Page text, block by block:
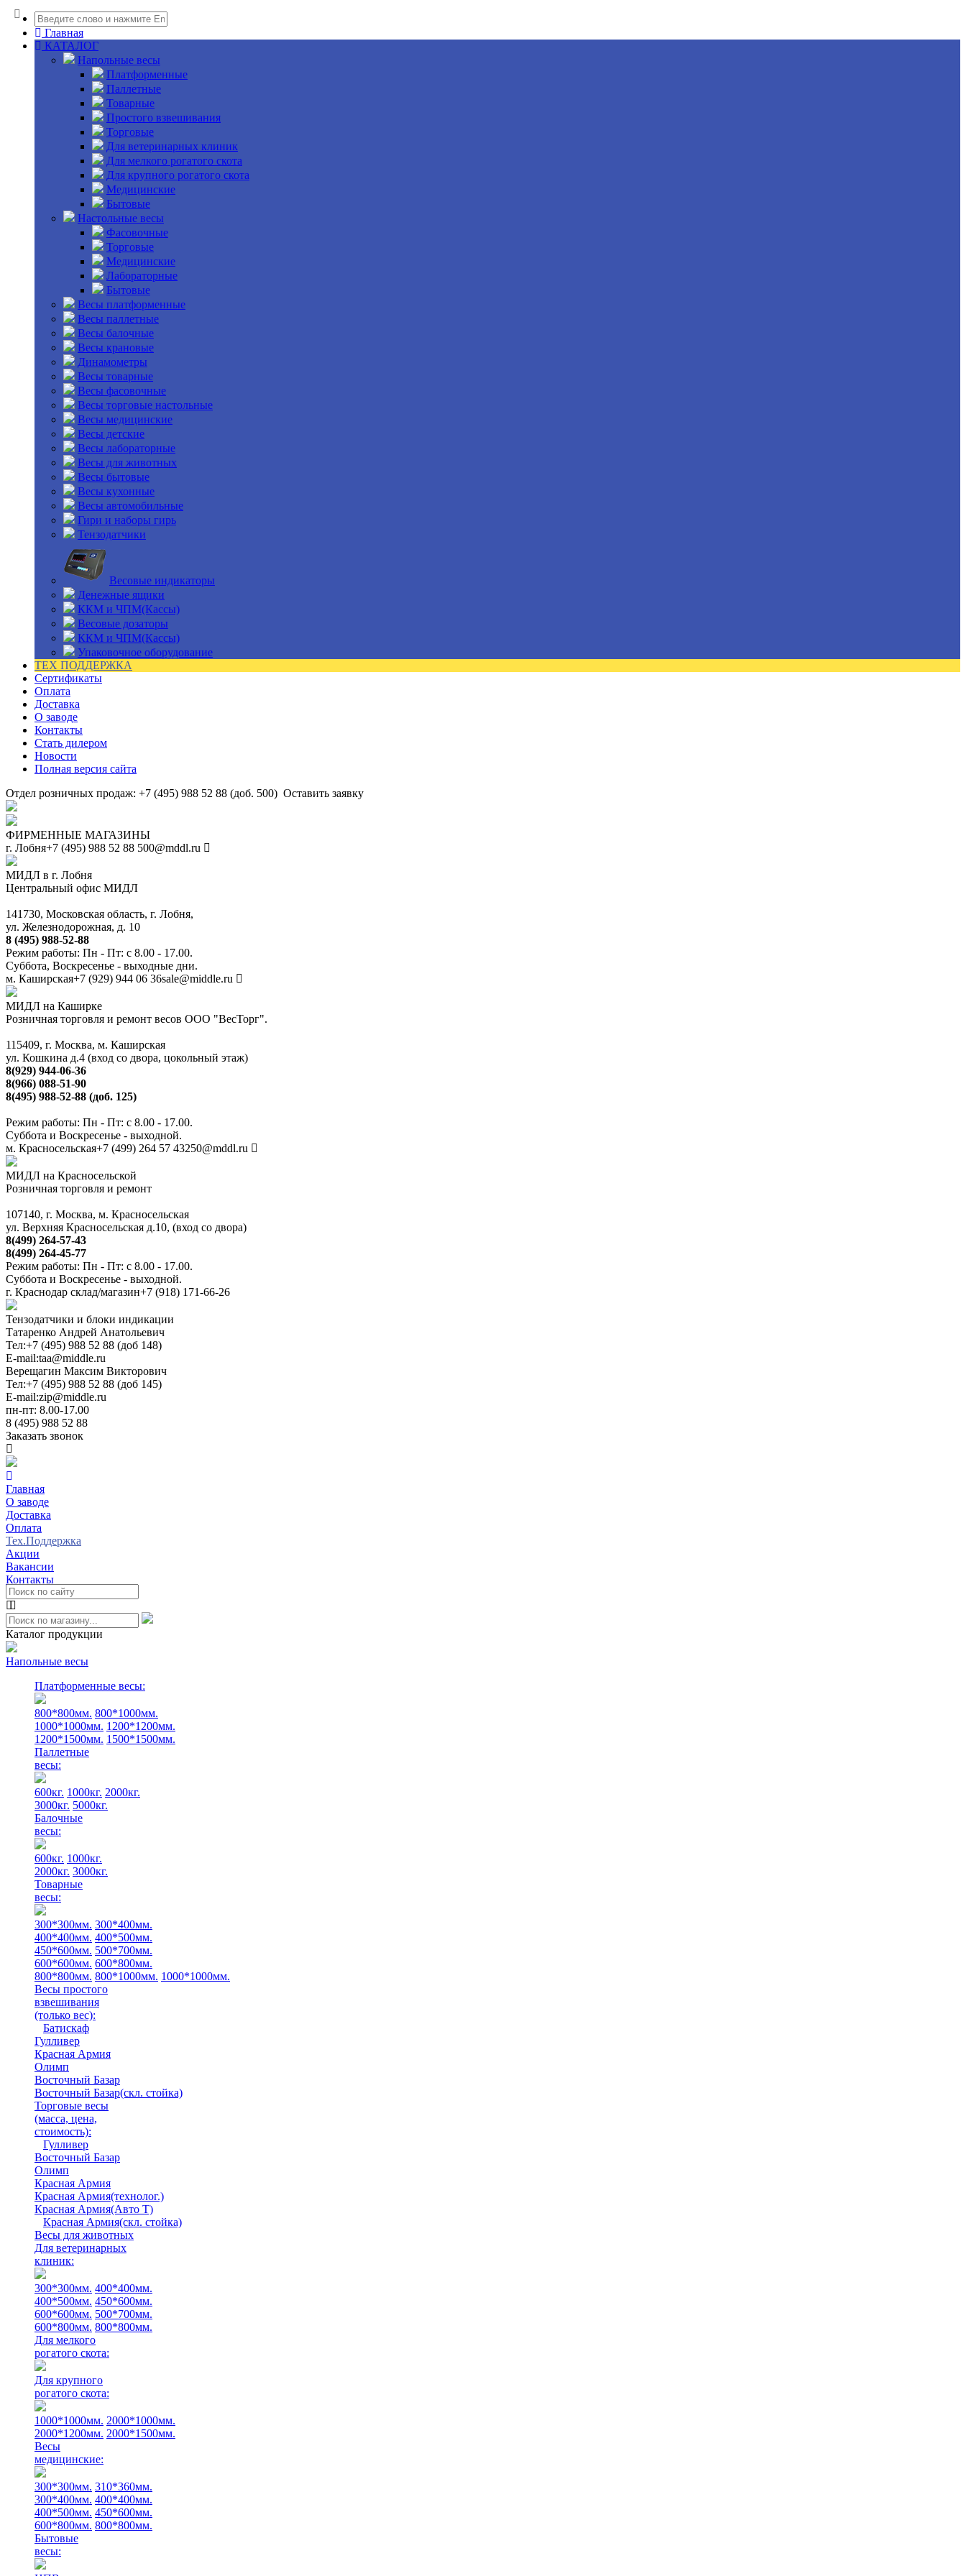
Главная
КАТАЛОГ
Напольные весы
Платформенные
Паллетные
Товарные
Простого взвешивания
Торговые
Для ветеринарных клиник
Для мелкого рогатого скота
Для крупного рогатого скота
Медицинские
Бытовые
Настольные весы
Фасовочные
Торговые
Медицинские
Лабораторные
Бытовые
Весы платформенные
Весы паллетные
Весы балочные
Весы крановые
Динамометры
Весы товарные
Весы фасовочные
Весы торговые настольные
Весы медицинские
Весы детские
Весы лабораторные
Весы для животных
Весы бытовые
Весы кухонные
Весы автомобильные
Гири и наборы гирь
Тензодатчики
Весовые индикаторы
Денежные ящики
ККМ и ЧПМ(Кассы)
Весовые дозаторы
ККМ и ЧПМ(Кассы)
Упаковочное оборудование
ТЕХ ПОДДЕРЖКА
Сертификаты
Оплата
Доставка
О заводе
Контакты
Стать дилером
Новости
Полная версия сайта
Отдел розничных продаж: +7 (495) 988 52 88 (доб. 500) Оставить заявку
ФИРМЕННЫЕ МАГАЗИНЫ
г. Лобня+7 (495) 988 52 88 500@mddl.ru
МИДЛ в г. Лобня
Центральный офис МИДЛ
141730, Московская область, г. Лобня,
ул. Железнодорожная, д. 10
8 (495) 988-52-88
Режим работы: Пн - Пт: с 8.00 - 17.00.
Суббота, Воскресенье - выходные дни.
м. Каширская+7 (929) 944 06 36sale@middle.ru
МИДЛ на Каширке
Розничная торговля и ремонт весов ООО "ВесТорг".
115409, г. Москва, м. Каширская
ул. Кошкина д.4 (вход со двора, цокольный этаж)
8(929) 944-06-36
8(966) 088-51-90
8(495) 988-52-88 (доб. 125)
Режим работы: Пн - Пт: с 8.00 - 17.00.
Суббота и Воскресенье - выходной.
м. Красносельская+7 (499) 264 57 43250@mddl.ru
МИДЛ на Красносельской
Розничная торговля и ремонт
107140, г. Москва, м. Красносельская
ул. Верхняя Красносельская д.10, (вход со двора)
8(499) 264-57-43
8(499) 264-45-77
Режим работы: Пн - Пт: с 8.00 - 17.00.
Суббота и Воскресенье - выходной.
г. Краснодар склад/магазин+7 (918) 171-66-26
Тензодатчики и блоки индикации
Татаренко Андрей Анатольевич
Тел:+7 (495) 988 52 88 (доб 148)
E-mail:taa@middle.ru
Верещагин Максим Викторович
Тел:+7 (495) 988 52 88 (доб 145)
E-mail:zip@middle.ru
пн-пт: 8.00-17.00
8 (495) 988 52 88
Заказать звонок
Главная
О заводе
Доставка
Оплата
Тех.Поддержка
Акции
Вакансии
Контакты
Каталог продукции
Напольные весы
Платформенные весы:
800*800мм. 800*1000мм.
1000*1000мм. 1200*1200мм.
1200*1500мм. 1500*1500мм.
Паллетные
весы:
600кг. 1000кг. 2000кг.
3000кг. 5000кг.
Балочные
весы:
600кг. 1000кг.
2000кг. 3000кг.
Товарные
весы:
300*300мм. 300*400мм.
400*400мм. 400*500мм.
450*600мм. 500*700мм.
600*600мм. 600*800мм.
800*800мм. 800*1000мм. 1000*1000мм.
Весы простого
взвешивания
(только вес):
Батискаф
Гулливер
Красная Армия
Олимп
Восточный Базар
Восточный Базар(скл. стойка)
Торговые весы
(масса, цена,
стоимость):
Гулливер
Восточный Базар
Олимп
Красная Армия
Красная Армия(технолог.)
Красная Армия(Авто Т)
Красная Армия(скл. стойка)
Весы для животных
Для ветеринарных
клиник:
300*300мм. 400*400мм.
400*500мм. 450*600мм.
600*600мм. 500*700мм.
600*800мм. 800*800мм.
Для мелкого
рогатого скота:
Для крупного
рогатого скота:
1000*1000мм. 2000*1000мм.
2000*1200мм. 2000*1500мм.
Весы
медицинские:
300*300мм. 310*360мм.
300*400мм. 400*400мм.
400*500мм. 450*600мм.
600*800мм. 800*800мм.
Бытовые
весы: